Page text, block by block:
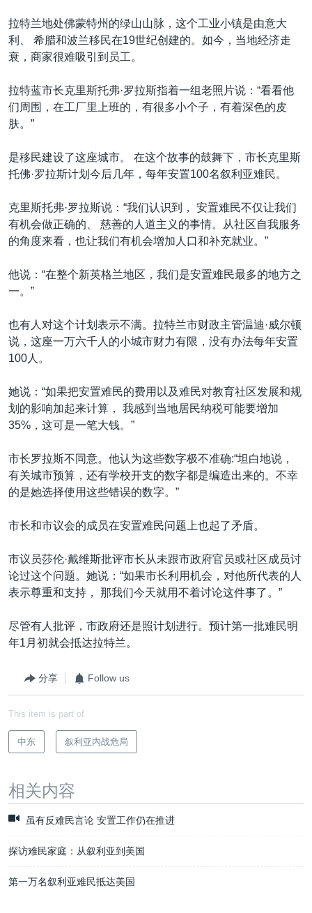
拉特兰地处佛蒙特州的绿山山脉，这个工业小镇是由意大
利、 希腊和波兰移民在19世纪创建的。如今，当地经济走
衰，商家很难吸引到员工。
拉特蓝市长克里斯托弗·罗拉斯指着一组老照片说：“看看他
们周围，在工厂里上班的，有很多小个子，有着深色的皮
肤。”
是移民建设了这座城市。 在这个故事的鼓舞下，市长克里斯
托佛·罗拉斯计划今后几年，每年安置100名叙利亚难民。
克里斯托弗·罗拉斯说：“我们认识到， 安置难民不仅让我们
有机会做正确的、 慈善的人道主义的事情。从社区自我服务
的角度来看，也让我们有机会增加人口和补充就业。”
他说：“在整个新英格兰地区，我们是安置难民最多的地方之
一。”
也有人对这个计划表示不满。拉特兰市财政主管温迪·威尔顿
说，这座一万六千人的小城市财力有限，没有办法每年安置
100人。
她说：“如果把安置难民的费用以及难民对教育社区发展和规
划的影响加起来计算， 我感到当地居民纳税可能要增加
35%，这可是一笔大钱。”
市长罗拉斯不同意。他认为这些数字极不准确:“坦白地说，
有关城市预算，还有学校开支的数字都是编造出来的。不幸
的是她选择使用这些错误的数字。”
市长和市议会的成员在安置难民问题上也起了矛盾。
市议员莎伦·戴维斯批评市长从未跟市政府官员或社区成员讨
论过这个问题。她说：“如果市长利用机会，对他所代表的人
表示尊重和支持， 那我们今天就用不着讨论这件事了。”
尽管有人批评，市政府还是照计划进行。预计第一批难民明
年1月初就会抵达拉特兰。
分享 Follow us
This item is part of
中东 叙利亚内战危局
相关内容
虽有反难民言论 安置工作仍在推进
探访难民家庭：从叙利亚到美国
第一万名叙利亚难民抵达美国